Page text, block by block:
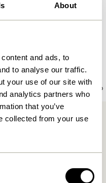
About
and ads, to
to analyse our traffic.
your use of our site with
analytics partners who
that you’ve
collected from your use
Villa Chaise Noir
kr.
Prévenez-moi